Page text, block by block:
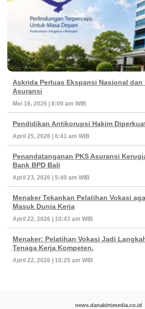
Askrida Perluas Ekspansi Nasional dan
Asuransi
Mei 16, 2026 | 8:09 am WIB
Pendidikan Antikorupsi Hakim
April 25, 2026 | 6:41 am WIB
Penandatanganan PKS Asuransi
Bank BPD Bali
April 23, 2026 | 5:40 am WIB
Menaker Tekankan Pelatihan Vokasi
Masuk Dunia Kerja
April 22, 2026 | 10:43 am WIB
Menaker: Pelatihan Vokasi Jadi
Tenaga Kerja Kompeten.
April 22, 2026 | 10:25 am WIB
news.danakirtimedia.co.id